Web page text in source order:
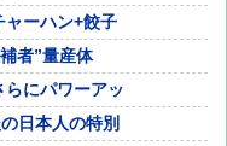
ャーハン+餃子
者”量産体
にパワーアッ
日本人の特別